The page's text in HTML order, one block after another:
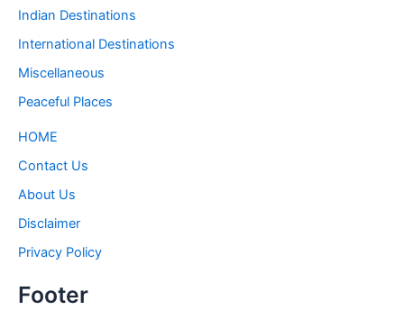
Indian Destinations
International Destinations
Miscellaneous
Peaceful Places
HOME
Contact Us
About Us
Disclaimer
Privacy Policy
Footer